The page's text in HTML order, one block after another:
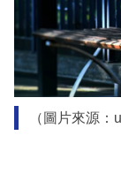
（圖片來源：